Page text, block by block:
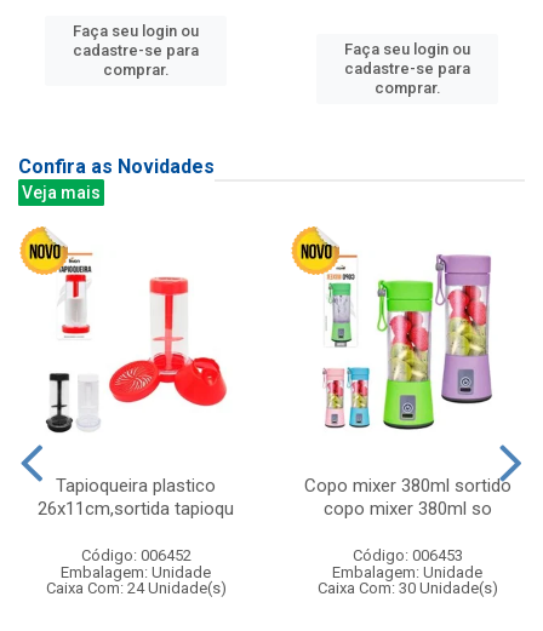
Faça seu login ou
cadastre-se para
comprar.
Faça seu login ou
cadastre-se para
comprar.
Confira as Novidades
Veja mais
Tapioqueira plastico
26x11cm,sortida tapioqu
Código: 006452
Embalagem: Unidade
Caixa Com: 24 Unidade(s)
Copo mixer 380ml sortido
copo mixer 380ml so
Código: 006453
Embalagem: Unidade
Caixa Com: 30 Unidade(s)